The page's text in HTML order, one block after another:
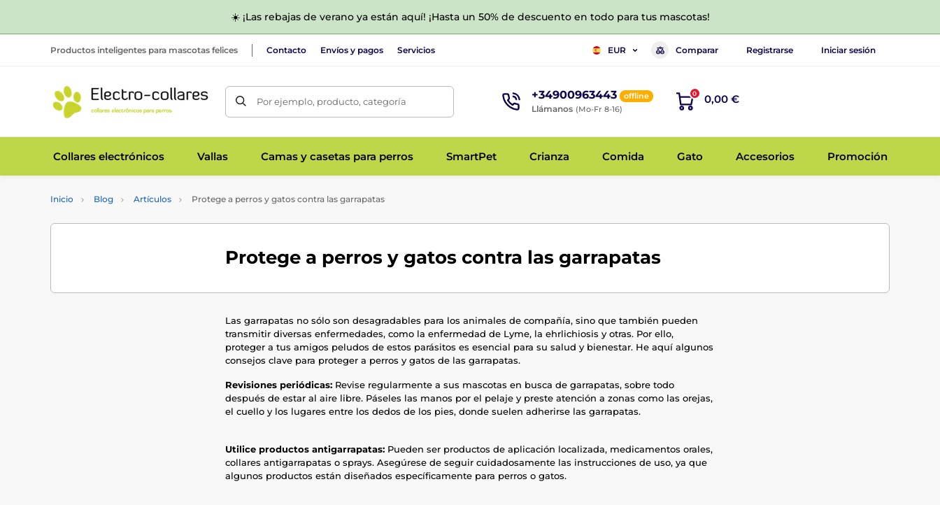
☀️ ¡Las rebajas de verano ya están aquí! ¡Hasta un 50% de descuento en todo para tus mascotas!
Productos inteligentes para mascotas felices Contacto Envíos y pagos Servicios EUR Comparar Registrarse Iniciar sesión
Por ejemplo, producto, categoría +34900963443 offline
Llámanos (Mo-Fr 8-16)
0 0,00 €
Collares electrónicos Vallas Camas y casetas para perros SmartPet Crianza Comida Gato Accesorios Promoción
Inicio Blog Artículos Protege a perros y gatos contra las garrapatas
Protege a perros y gatos contra las garrapatas
Las garrapatas no sólo son desagradables para los animales de compañía, sino que también pueden
transmitir diversas enfermedades, como la enfermedad de Lyme, la ehrlichiosis y otras. Por ello,
proteger a tus amigos peludos de estos parásitos es esencial para su salud y bienestar. He aquí algunos
consejos clave para proteger a perros y gatos de las garrapatas.
Revisiones periódicas: Revise regularmente a sus mascotas en busca de garrapatas, sobre todo
después de estar al aire libre. Páseles las manos por el pelaje y preste atención a zonas como las orejas,
el cuello y los lugares entre los dedos de los pies, donde suelen adherirse las garrapatas.
Utilice productos antigarrapatas: Pueden ser productos de aplicación localizada, medicamentos orales,
collares antigarrapatas o sprays. Asegúrese de seguir cuidadosamente las instrucciones de uso, ya que
algunos productos están diseñados específicamente para perros o gatos.